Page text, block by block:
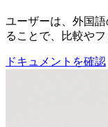
ユーザーは、外国
ることで、比較や
ドキュメントを確認